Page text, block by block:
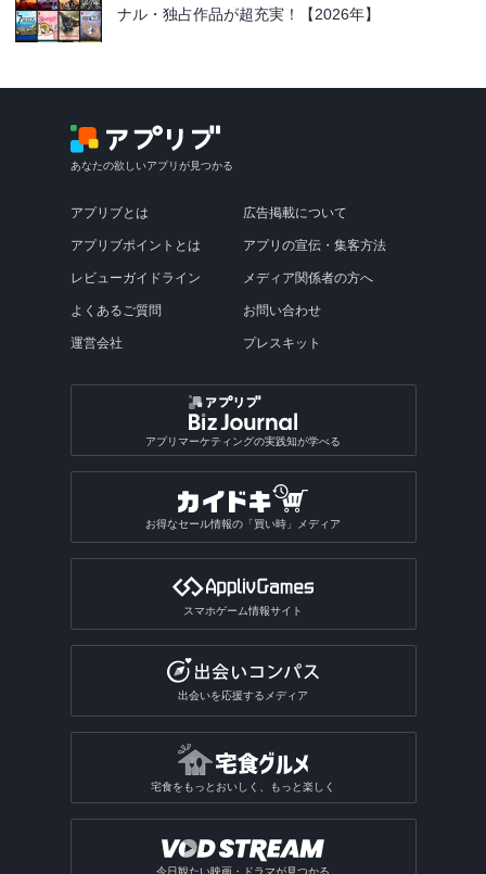
ナル・独占作品が超充実！【2026年】
あなたの欲しいアプリが見つかる
アプリブとは
アプリブポイントとは
レビューガイドライン
よくあるご質問
運営会社
広告掲載について
アプリの宣伝・集客方法
メディア関係者の方へ
お問い合わせ
プレスキット
アプリマーケティングの実践知が学べる
お得なセール情報の「買い時」メディア
スマホゲーム情報サイト
出会いを応援するメディア
宅食をもっとおいしく、もっと楽しく
今日観たい映画・ドラマが見つかる